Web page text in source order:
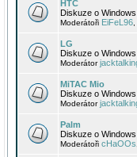
HTC
Diskuze o
Moderátoři EiFeL96
LG
Diskuze o
Moderátor
MiTAC Mio
Diskuze o
Moderátor
Palm
Diskuze o
Moderátoři cHaOOs